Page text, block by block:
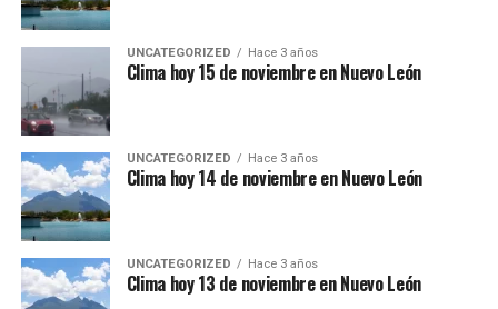
UNCATEGORIZED Hace 3 años
Clima hoy 15 de noviembre en Nuevo León
UNCATEGORIZED Hace 3 años
Clima hoy 14 de noviembre en Nuevo León
UNCATEGORIZED Hace 3 años
Clima hoy 13 de noviembre en Nuevo León